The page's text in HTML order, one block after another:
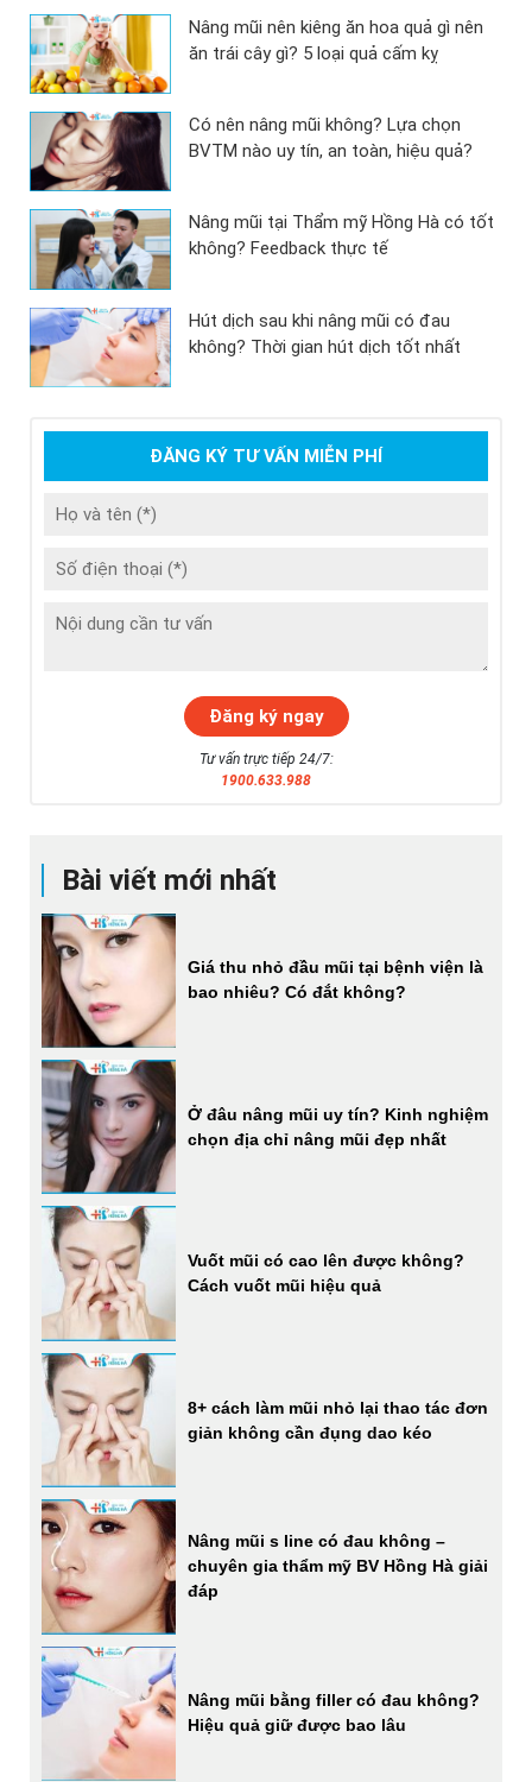
Nâng mũi nên kiêng ăn hoa quả gì nên
ăn trái cây gì? 5 loại quả cấm kỵ
Có nên nâng mũi không? Lựa chọn
BVTM nào uy tín, an toàn, hiệu quả?
Nâng mũi tại Thẩm mỹ Hồng Hà có tốt
không? Feedback thực tế
Hút dịch sau khi nâng mũi có đau
không? Thời gian hút dịch tốt nhất
Bài viết mới nhất
Giá thu nhỏ đầu mũi tại bệnh viện là
bao nhiêu? Có đắt không?
Ở đâu nâng mũi uy tín? Kinh nghiệm
chọn địa chỉ nâng mũi đẹp nhất
Vuốt mũi có cao lên được không?
Cách vuốt mũi hiệu quả
8+ cách làm mũi nhỏ lại thao tác đơn
giản không cần đụng dao kéo
Nâng mũi s line có đau không –
chuyên gia thẩm mỹ BV Hồng Hà giải
đáp
Nâng mũi bằng filler có đau không?
Hiệu quả giữ được bao lâu
ĐĂNG KÝ TƯ VẤN MIỄN PHÍ
Tư vấn trực tiếp 24/7:
1900.633.988